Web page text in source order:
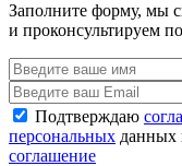
Заполните форму, мы
и проконсультируем
Подтверждаю
персональных
соглашение